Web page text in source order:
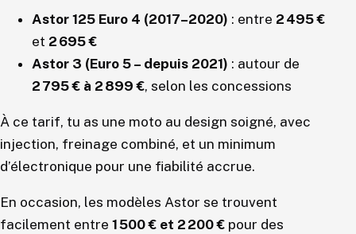
Astor 125 Euro 4 (2017–2020) : entre 2 495 €
et 2 695 €
Astor 3 (Euro 5 – depuis 2021) : autour de
2 795 € à 2 899 €, selon les concessions
À ce tarif, tu as une moto au design soigné, avec
injection, freinage combiné, et un minimum
d’électronique pour une fiabilité accrue.
En occasion, les modèles Astor se trouvent
facilement entre 1 500 € et 2 200 € pour des